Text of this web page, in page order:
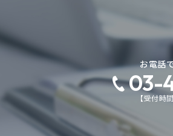
お電話
03-
【受付時